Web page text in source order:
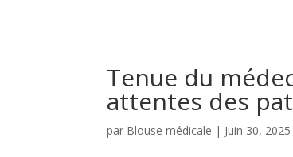
Tenue du
attentes des
par Blouse médicale | Juin 30, 2025